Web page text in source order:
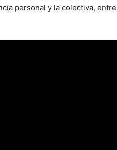
personal y la colectiva,